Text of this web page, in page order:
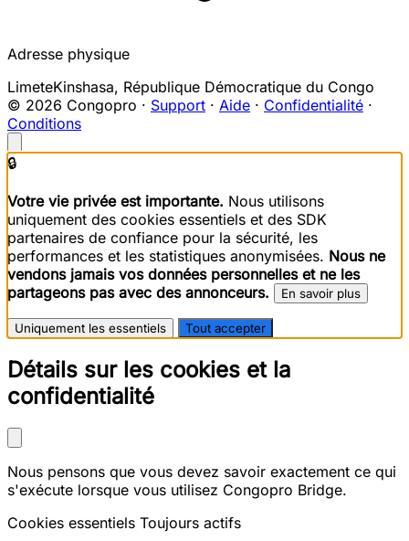
Adresse physique
LimeteKinshasa, République Démocratique du Congo
© 2026 Congopro · Support · Aide · Confidentialité ·
Conditions
🔒
Votre vie privée est importante. Nous utilisons
uniquement des cookies essentiels et des SDK
partenaires de confiance pour la sécurité, les
performances et les statistiques anonymisées. Nous ne
vendons jamais vos données personnelles et ne les
partageons pas avec des annonceurs.
En savoir plus
Uniquement les essentiels Tout accepter
Détails sur les cookies et la
confidentialité
Nous pensons que vous devez savoir exactement ce qui
s'exécute lorsque vous utilisez Congopro Bridge.
Cookies essentiels Toujours actifs